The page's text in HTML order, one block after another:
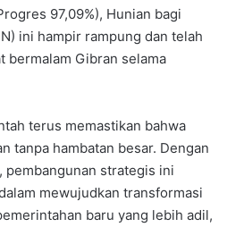
97,09%), Hunian bagi
ini hampir rampung dan telah
bermalam Gibran selama
terus memastikan bahwa
tanpa hambatan besar. Dengan
pembangunan strategis ini
mewujudkan transformasi
baru yang lebih adil,